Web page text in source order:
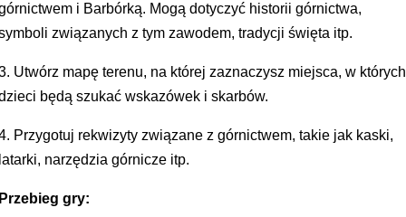
i Barbórką. Mogą dotyczyć historii górnictwa,
związanych z tym zawodem, tradycji święta itp.
Utwórz mapę terenu, na której zaznaczysz miejsca, w których
będą szukać wskazówek i skarbów.
Przygotuj rekwizyty związane z górnictwem, takie jak kaski,
narzędzia górnicze itp.
gry: